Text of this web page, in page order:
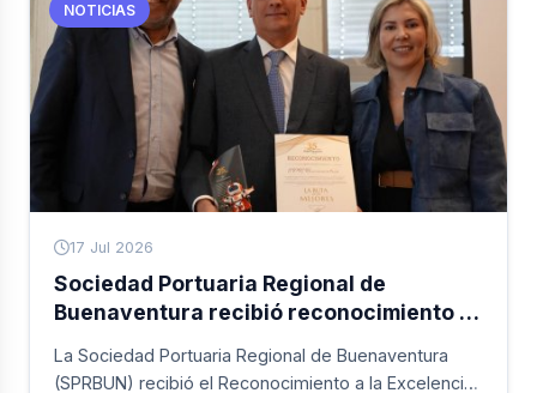
calidad académica y una gestión orientada al
desarrollo integral de la comunidad universitaria.
NOTICIAS
17 Jul 2026
Sociedad Portuaria Regional de
Buenaventura recibió reconocimiento a
La Sociedad Portuaria Regional de Buenaventura
(SPRBUN) recibió el Reconocimiento a la Excelencia